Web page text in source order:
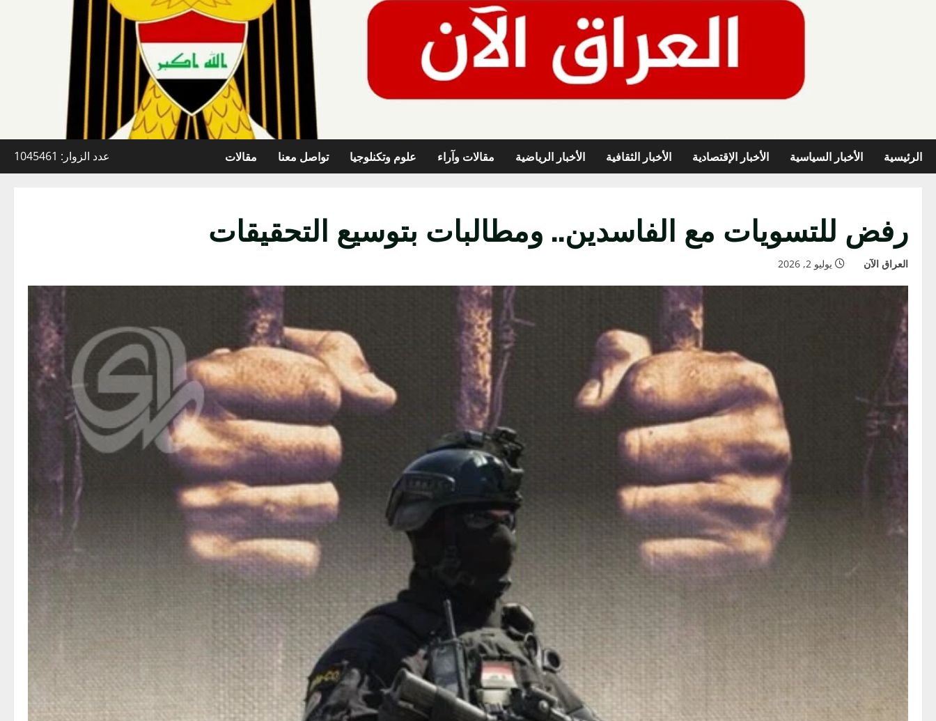
الرئيسية الأخبار السياسية الأخبار الإقتصادية الأخبار الثقافية الأخبار الرياضية مقالات وآراء علوم وتكنلوجيا تواصل معنا مقالات عدد الزوار: 1045461
رفض للتسويات مع الفاسدين.. ومطالبات بتوسيع التحقيقات
العراق الآن يوليو 2, 2026